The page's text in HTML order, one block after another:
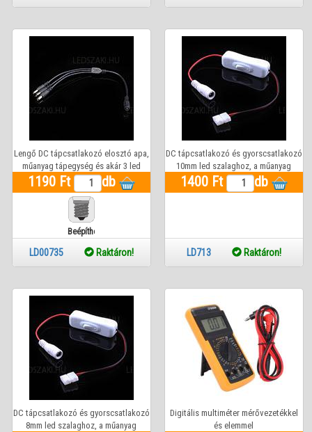
Lengő DC tápcsatlakozó elosztó apa,
műanyag tápegység és akár 3 led
szalag közvetlen csatlakoztatása. Life
Light Led ÚJ!
1190 Ft db
Beépíthető
LD00735 Raktáron!
DC tápcsatlakozó és gyorscsatlakozó
10mm led szalaghoz, a műanyag
tápegység közvetlenül bele dugható!
12V, 3A, fehér színű. Life Light Led ÚJ!
1400 Ft db
LD713 Raktáron!
DC tápcsatlakozó és gyorscsatlakozó
8mm led szalaghoz, a műanyag
Digitális multiméter mérővezetékkel
és elemmel